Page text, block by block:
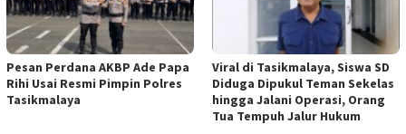
Pesan Perdana AKBP Ade Papa
Rihi Usai Resmi Pimpin Polres
Tasikmalaya
Viral di Tasikmalaya, Siswa SD
Diduga Dipukul Teman Sekelas
hingga Jalani Operasi, Orang
Tua Tempuh Jalur Hukum